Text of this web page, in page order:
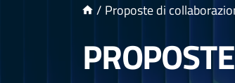
/ Proposte di